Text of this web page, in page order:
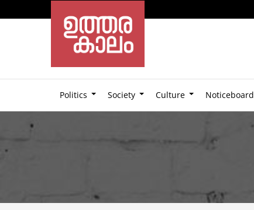
Politics Society Culture Noticeboard